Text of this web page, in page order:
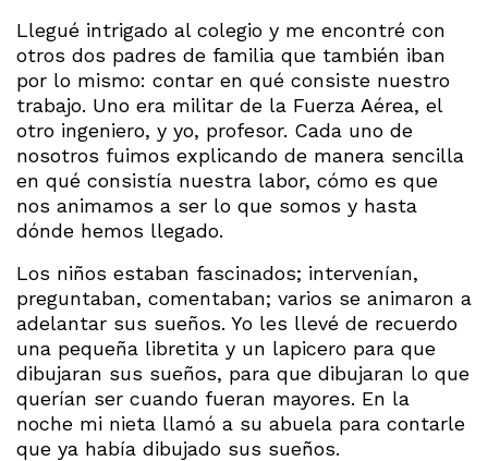
Llegué intrigado al colegio y me encontré con
otros dos padres de familia que también iban
por lo mismo: contar en qué consiste nuestro
trabajo. Uno era militar de la Fuerza Aérea, el
otro ingeniero, y yo, profesor. Cada uno de
nosotros fuimos explicando de manera sencilla
en qué consistía nuestra labor, cómo es que
nos animamos a ser lo que somos y hasta
dónde hemos llegado.
Los niños estaban fascinados; intervenían,
preguntaban, comentaban; varios se animaron a
adelantar sus sueños. Yo les llevé de recuerdo
una pequeña libretita y un lapicero para que
dibujaran sus sueños, para que dibujaran lo que
querían ser cuando fueran mayores. En la
noche mi nieta llamó a su abuela para contarle
que ya había dibujado sus sueños.